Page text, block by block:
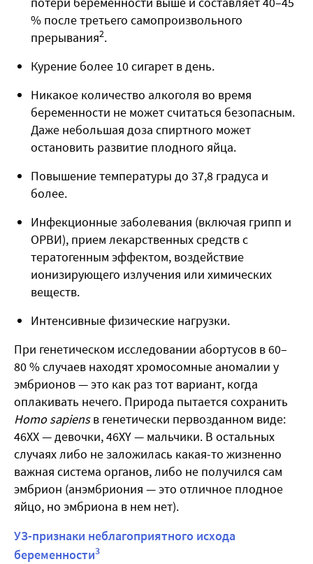
% после третьего самопроизвольного
прерывания2.
Курение более 10 сигарет в день.
Никакое количество алкоголя во время
беременности не может считаться безопасным.
Даже небольшая доза спиртного может
остановить развитие плодного яйца.
Повышение температуры до 37,8 градуса и
более.
Инфекционные заболевания (включая грипп и
ОРВИ), прием лекарственных средств с
тератогенным эффектом, воздействие
ионизирующего излучения или химических
веществ.
Интенсивные физические нагрузки.
При генетическом исследовании абортусов в 60–
80 % случаев находят хромосомные аномалии у
эмбрионов — это как раз тот вариант, когда
оплакивать нечего. Природа пытается сохранить
Homo sapiensв генетически первозданном виде:
46ХХ — девочки, 46XY — мальчики. В остальных
случаях либо не заложилась какая-то жизненно
важная система органов, либо не получился сам
эмбрион (анэмбриония — это отличное плодное
яйцо, но эмбриона в нем нет).
УЗ-признаки неблагоприятного исхода
беременности3